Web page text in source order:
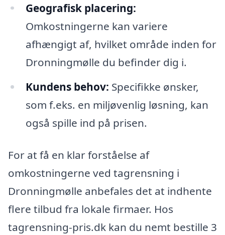
Geografisk placering:
Omkostningerne kan variere
afhængigt af, hvilket område inden for
Dronningmølle du befinder dig i.
Kundens behov: Specifikke ønsker,
som f.eks. en miljøvenlig løsning, kan
også spille ind på prisen.
For at få en klar forståelse af
omkostningerne ved tagrensning i
Dronningmølle anbefales det at indhente
flere tilbud fra lokale firmaer. Hos
tagrensning-pris.dk kan du nemt bestille 3